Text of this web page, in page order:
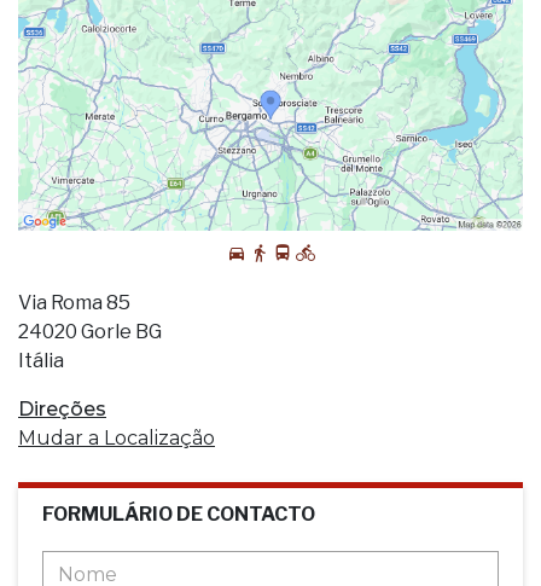
Via Roma 85
24020 Gorle BG
Itália
Direções
Mudar a Localização
FORMULÁRIO DE CONTACTO